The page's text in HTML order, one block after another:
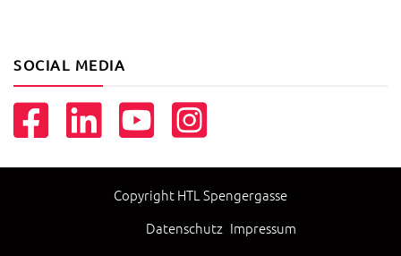
SOCIAL MEDIA
Copyright HTL Spengergasse
Datenschutz Impressum